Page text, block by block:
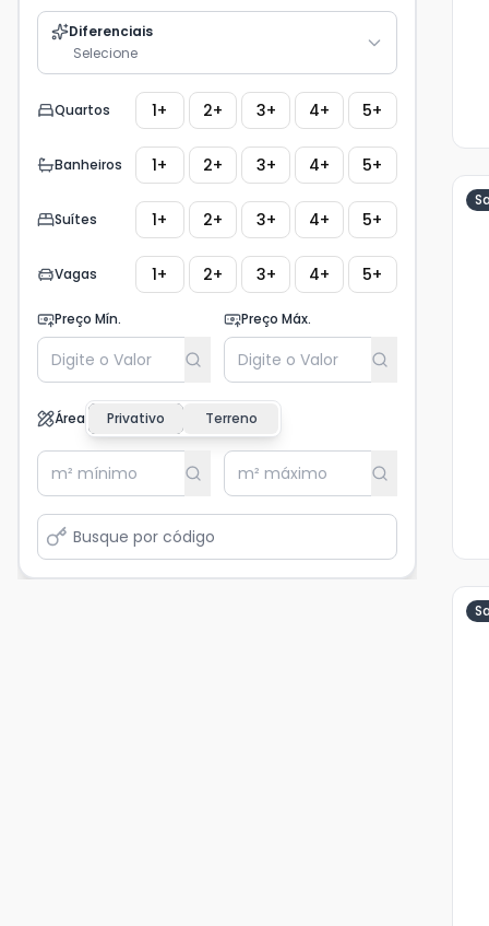
Diferenciais
Selecione
Quartos 1+ 2+ 3+ 4+ 5+
Banheiros 1+ 2+ 3+ 4+ 5+
Suítes 1+ 2+ 3+ 4+ 5+
Vagas 1+ 2+ 3+ 4+ 5+
Preço Mín. Preço Máx.
Área Privativo Terreno